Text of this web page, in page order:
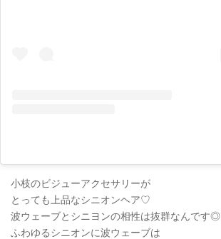
小枝のビジューアクセサリーが
とっても上品なシニオンヘア♡
波ウェーブとシニヨンの相性は抜群なんです◎
ふわゆるシニオンに波ウェーブは